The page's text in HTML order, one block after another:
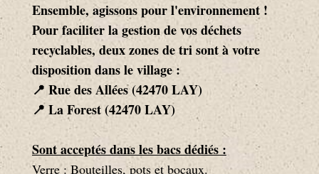
Ensemble, agissons pour l'environnement !
Pour faciliter la gestion de vos déchets
recyclables, deux zones de tri sont à votre
disposition dans le village :
📍 Rue des Allées (42470 LAY)
📍 La Forest (42470 LAY)
Sont acceptés dans les bacs dédiés :
Verre : Bouteilles, pots et bocaux.